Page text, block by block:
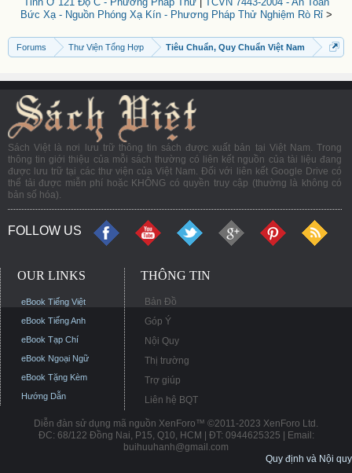
Bức Xạ - Nguồn Phóng Xạ Kín - Phương Pháp Thử Nghiệm Rò Rỉ>
Forums Thư Viện Tổng Hợp Tiêu Chuẩn, Quy Chuẩn Việt Nam
Sách Việt là nơi lưu trữ thông tin sách được xuất bản tại Việt Nam. Trong
thông tin giới thiệu của mỗi sách thường có liên kết nguồn của tài liệu đang
được lưu trữ tại các thư viện của Việt Nam. Đối với liên kết Google Drive có
thể tải được miễn phí hoặc KHÔNG có quyền truy cập (thường là không có
bản số hóa).
FOLLOW US
OUR LINKS
eBook Tiếng Việt
eBook Tiếng Anh
eBook Tạp Chí
eBook Ngoại Ngữ
eBook Tặng Kèm
Hướng Dẫn
THÔNG TIN
Bản Đồ
Góp Ý
Nội Quy
Thị trường
Trợ giúp
Liên hệ BQT
Diễn đàn sử dụng mã nguồn XenForo™ ©2011-2023 XenForo Ltd.
ĐC: 68/122 Đồng Nai, P15, Q10, HCM | ĐT: 0944625325 | Email:
buihuuhanh@gmail.com
Quy định và Nội quy